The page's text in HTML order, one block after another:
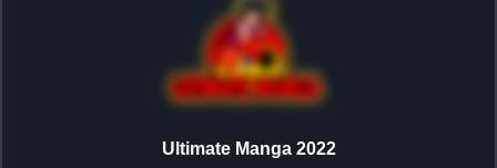
Ultimate Manga 2022